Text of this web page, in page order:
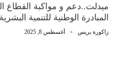
ميدلت..دعم و مواكبة القطاع
المبادرة الوطنية للتنمية البشرية
زاكورة بريس أغسطس 8, 2025